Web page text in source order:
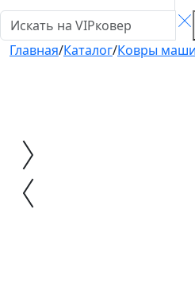
Главная/Каталог/Ковры